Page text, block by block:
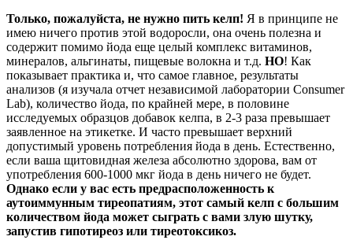
Только, пожалуйста, не нужно пить келп! Я в принципе не
имею ничего против этой водоросли, она очень полезна и
содержит помимо йода еще целый комплекс витаминов,
минералов, альгинаты, пищевые волокна и т.д. НО! Как
показывает практика и, что самое главное, результаты
анализов (я изучала отчет независимой лаборатории Consumer
Lab), количество йода, по крайней мере, в половине
исследуемых образцов добавок келпа, в 2-3 раза превышает
заявленное на этикетке. И часто превышает верхний
допустимый уровень потребления йода в день. Естественно,
если ваша щитовидная железа абсолютно здорова, вам от
употребления 600-1000 мкг йода в день ничего не будет.
Однако если у вас есть предрасположенность к
аутоиммунным тиреопатиям, этот самый келп с большим
количеством йода может сыграть с вами злую шутку,
запустив гипотиреоз или тиреотоксикоз.